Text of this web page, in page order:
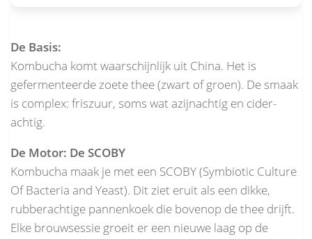
De Basis:
Kombucha komt waarschijnlijk uit China. Het is
gefermenteerde zoete thee (zwart of groen). De smaak
is complex: friszuur, soms wat azijnachtig en cider-
achtig.
De Motor: De SCOBY
Kombucha maak je met een SCOBY (Symbiotic Culture
Of Bacteria and Yeast). Dit ziet eruit als een dikke,
rubberachtige pannenkoek die bovenop de thee drijft.
Elke brouwsessie groeit er een nieuwe laag op de